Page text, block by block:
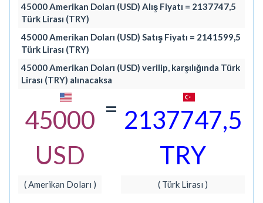
45000 Amerikan Doları (USD) Alış Fiyatı = 2137747,5
Türk Lirası (TRY)
45000 Amerikan Doları (USD) Satış Fiyatı = 2141599,5
Türk Lirası (TRY)
45000 Amerikan Doları (USD) verilip, karşılığında Türk
Lirası (TRY) alınacaksa
45000
USD
= 2137747,5
TRY
( Amerikan Doları ) ( Türk Lirası )